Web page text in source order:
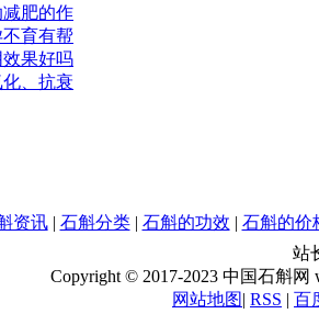
肥的作
育有帮
果好吗
、抗衰
资讯| 石斛分类| 石斛的功效 | 石斛的价
站
Copyright © 2017-2023 中国石斛网
网站地图| RSS | 百